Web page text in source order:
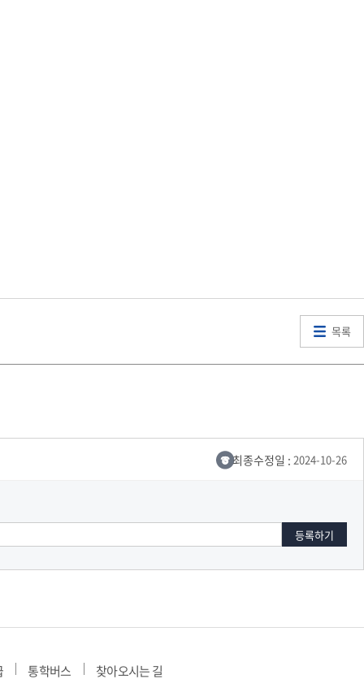
목록
최종수정일 : 2024-10-26
통학버스
찾아오시는 길